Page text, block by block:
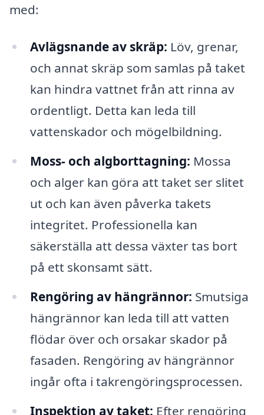
med:
Avlägsnande av skräp: Löv, grenar,
och annat skräp som samlas på taket
kan hindra vattnet från att rinna av
ordentligt. Detta kan leda till
vattenskador och mögelbildning.
Moss- och algborttagning: Mossa
och alger kan göra att taket ser slitet
ut och kan även påverka takets
integritet. Professionella kan
säkerställa att dessa växter tas bort
på ett skonsamt sätt.
Rengöring av hängrännor: Smutsiga
hängrännor kan leda till att vatten
flödar över och orsakar skador på
fasaden. Rengöring av hängrännor
ingår ofta i takrengöringsprocessen.
Inspektion av taket: Efter rengöring